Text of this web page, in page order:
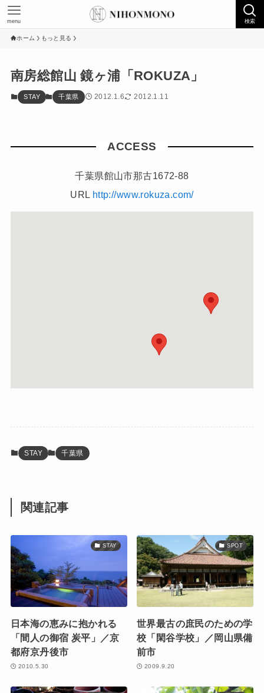
検索
menu
ホーム もっと見る
南房総館山 鏡ヶ浦「ROKUZA」
STAY 千葉県 2012.1.6 2012.1.11
ACCESS
千葉県館山市那古1672-88
URL http://www.rokuza.com/
STAY 千葉県
関連記事
STAY
日本海の恵みに抱かれる
「間人の御宿 炭平」／京
都府京丹後市
2010.5.30
SPOT
世界最古の庶民のための学
校「閑谷学校」／岡山県備
前市
2009.9.20